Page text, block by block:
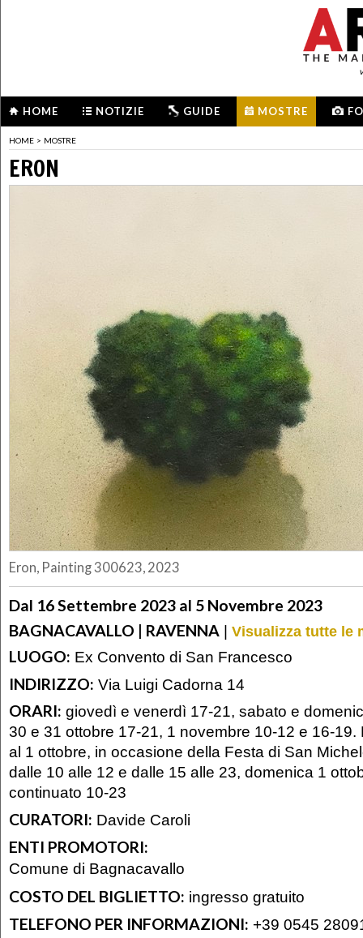
HOME NOTIZIE GUIDE MOSTRE
HOME > MOSTRE
ERON
Eron, Painting 300623, 2023
Dal 16 Settembre 2023 al 5 Novembre 2023
BAGNACAVALLO | RAVENNA | Visualizza tutte le
LUOGO: Ex Convento di San Francesco
INDIRIZZO: Via Luigi Cadorna 14
ORARI: giovedì e venerdì 17-21, sabato e
30 e 31 ottobre 17-21, 1 novembre 10-12 e 16-19.
al 1 ottobre, in occasione della Festa di San
dalle 10 alle 12 e dalle 15 alle 23, domenica 1
continuato 10-23
CURATORI: Davide Caroli
ENTI PROMOTORI:
Comune di Bagnacavallo
COSTO DEL BIGLIETTO: ingresso gratuito
TELEFONO PER INFORMAZIONI: +39 0545